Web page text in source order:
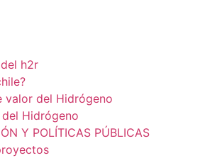
h2r
valor del Hidrógeno
Hidrógeno
Y POLÍTICAS PÚBLICAS